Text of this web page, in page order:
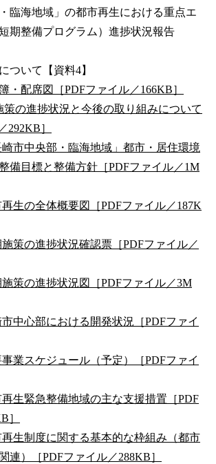
臨海地域」の都市再生における重点エ
期整備プログラム）進捗状況報告
ついて【資料4】
・配席図［PDFファイル／166KB］
策の進捗状況と今後の取り組みについて
292KB］
崎市中央部・臨海地域」都市・居住環境
備目標と整備方針［PDFファイル／1M
再生の全体概要図［PDFファイル／187K
施策の進捗状況確認票［PDFファイル／
施策の進捗状況図［PDFファイル／3M
市中心部における開発状況［PDFファイ
事業スケジュール（予定）［PDFファイ
再生緊急整備地域の主な支援措置［PDF
］
再生制度に関する基本的な枠組み（都市
連）［PDFファイル／288KB］